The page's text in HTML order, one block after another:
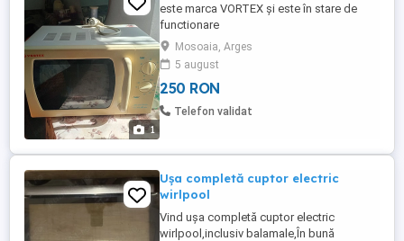
1
este marca VORTEX și este în stare de
functionare
Mosoaia, Arges
5 august
250 RON
Telefon validat
Ușa completă cuptor electric
wirlpool
Vind ușa completă cuptor electric
wirlpool,inclusiv balamale,În bună